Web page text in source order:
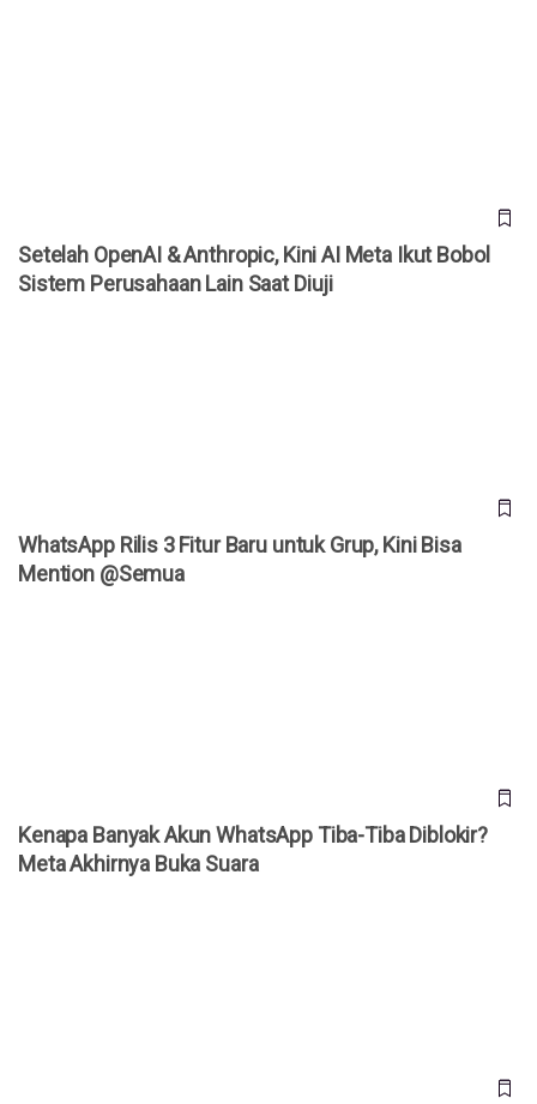
Setelah OpenAI & Anthropic, Kini AI Meta Ikut Bobol
Sistem Perusahaan Lain Saat Diuji
WhatsApp Rilis 3 Fitur Baru untuk Grup, Kini Bisa
Mention @Semua
Kenapa Banyak Akun WhatsApp Tiba-Tiba Diblokir?
Meta Akhirnya Buka Suara